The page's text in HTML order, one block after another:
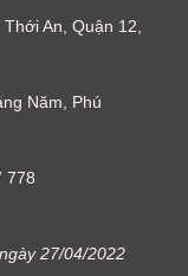
An, Quận 12,
Năm, Phú
778
27/04/2022